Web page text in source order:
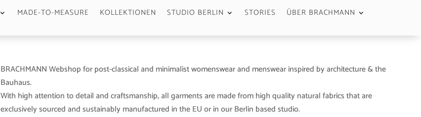
MADE-TO-MEASURE KOLLEKTIONEN STUDIO BERLIN STORIES
ÜBER BRACHMANN
BRACHMANN Webshop for post-classical and minimalist womenswear and menswear inspired by architecture & the
Bauhaus.
With high attention to detail and craftsmanship, all garments are made from high quality natural fabrics that are
exclusively sourced and sustainably manufactured in the EU or in our Berlin based studio.